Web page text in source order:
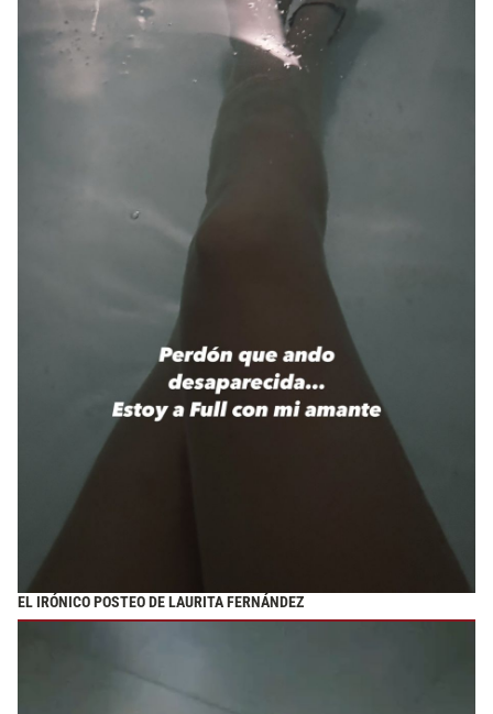
EL IRÓNICO POSTEO DE LAURITA FERNÁNDEZ